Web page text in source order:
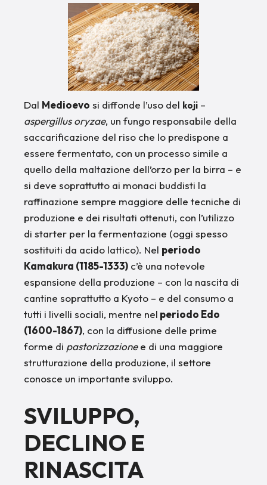
Dal Medioevo si diffonde l’uso del koji –
aspergillus oryzae, un fungo responsabile della
saccarificazione del riso che lo predispone a
essere fermentato, con un processo simile a
quello della maltazione dell’orzo per la birra – e
si deve soprattutto ai monaci buddisti la
raffinazione sempre maggiore delle tecniche di
produzione e dei risultati ottenuti, con l’utilizzo
di starter per la fermentazione (oggi spesso
sostituiti da acido lattico). Nel periodo
Kamakura (1185-1333) c’è una notevole
espansione della produzione – con la nascita di
cantine soprattutto a Kyoto – e del consumo a
tutti i livelli sociali, mentre nel periodo Edo
(1600-1867), con la diffusione delle prime
forme di pastorizzazionee di una maggiore
strutturazione della produzione, il settore
conosce un importante sviluppo.
SVILUPPO,
DECLINO E
RINASCITA